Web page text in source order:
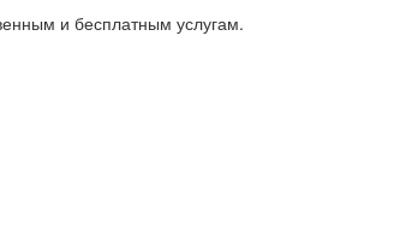
и бесплатным услугам.